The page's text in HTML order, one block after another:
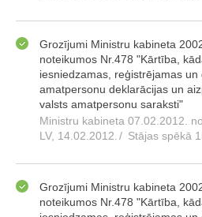
Grozījumi Ministru kabineta
noteikumos Nr.478 "Kārtība,
iesniedzamas, reģistrējamas
amatpersonu deklarācijas un
valsts amatpersonu saraksti"
Ministru kabineta 07.02.2012.
LV, 14.02.2012. / Stājas spēkā
Grozījumi Ministru kabineta
noteikumos Nr.478 "Kārtība,